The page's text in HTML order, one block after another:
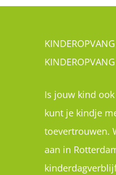
Is jouw kind ook
kunt je kindje
toevertrouwen.
aan in